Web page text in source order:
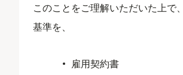
このことをご理解いただいた上で
基準を、
雇用契約書